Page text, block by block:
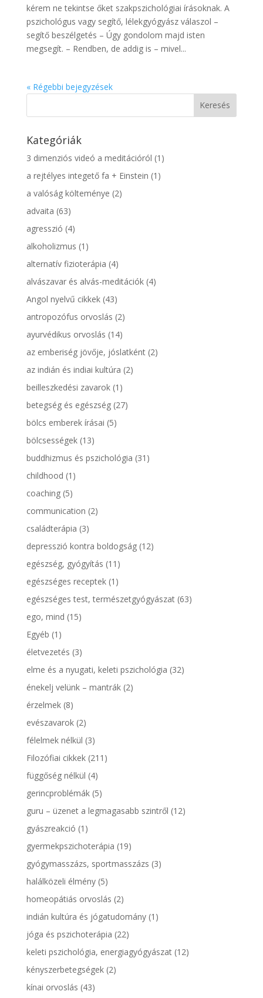
kérem ne tekintse őket szakpszichológiai írásoknak. A
pszichológus vagy segítő, lélekgyógyász válaszol –
segítő beszélgetés – Úgy gondolom majd isten
megsegít. – Rendben, de addig is – mivel...
« Régebbi bejegyzések
Kategóriák
3 dimenziós videó a meditációról (1)
a rejtélyes integető fa + Einstein (1)
a valóság költeménye (2)
advaita (63)
agresszió (4)
alkoholizmus (1)
alternatív fizioterápia (4)
alvászavar és alvás-meditációk(4)
Angol nyelvű cikkek(43)
antropozófus orvoslás (2)
ayurvédikus orvoslás (14)
az emberiség jövője, jóslatként(2)
az indián és indiai kultúra (2)
beilleszkedési zavarok(1)
betegség és egészség(27)
bölcs emberek írásai (5)
bölcsességek(13)
buddhizmus és pszichológia (31)
childhood (1)
coaching(5)
communication (2)
családterápia (3)
depresszió kontra boldogság(12)
egészség, gyógyítás (11)
egészséges receptek(1)
egészséges test, természetgyógyászat(63)
ego, mind (15)
Egyéb (1)
életvezetés (3)
elme és a nyugati, keleti pszichológia (32)
énekelj velünk – mantrák(2)
érzelmek(8)
evészavarok(2)
félelmek nélkül (3)
Filozófiai cikkek(211)
függőség nélkül (4)
gerincproblémák(5)
guru – üzenet a legmagasabb szintről (12)
gyászreakció (1)
gyermekpszichoterápia (19)
gyógymasszázs, sportmasszázs (3)
halálközeli élmény(5)
homeopátiás orvoslás (2)
indián kultúra és jógatudomány(1)
jóga és pszichoterápia (22)
keleti pszichológia, energiagyógyászat(12)
kényszerbetegségek(2)
kínai orvoslás (43)